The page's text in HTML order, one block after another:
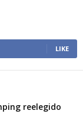
LIKE
reelegido